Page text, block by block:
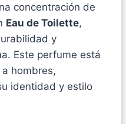
concentración de
Eau de Toilette,
y
Este perfume está
hombres,
identidad y estilo